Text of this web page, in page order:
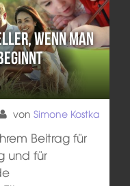
wenn man
von Simone Kostka
Beitrag für
und für